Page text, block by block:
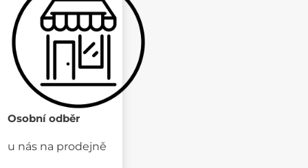
Osobní odběr
u nás na prodejně